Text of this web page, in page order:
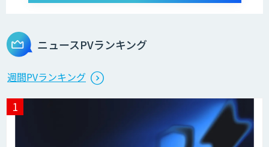
ニュースPVランキング
週間PVランキング